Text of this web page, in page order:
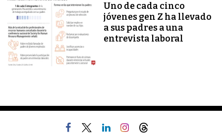
Uno de cada cinco
jóvenes gen Z ha llevado
a sus padres a una
entrevista laboral